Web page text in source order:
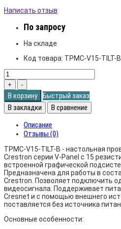
Написать отзыв
По запросу
На складе
Код товара: TPMC-V15-TILT-B
В корзину
Быстрый заказ
В закладки
В сравнение
Описание
Отзывы (0)
TPMC-V15-TILT-B - настольная
Crestron серии V-Panel с 15
встроенной графической
Предназначена для работы в
Crestron. Позволяет подключить
видеосигнала. Поддерживает
Cresnet и с помощью внешнего
поставляется без источника
Основные особенности: